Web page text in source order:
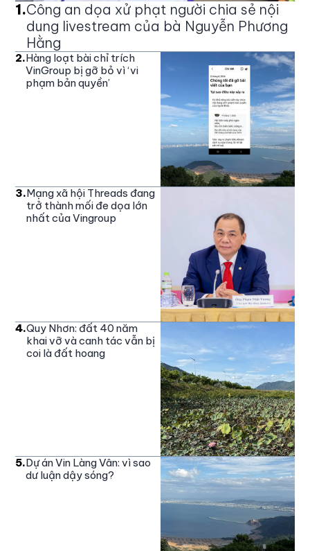
1.Công an dọa xử phạt người chia sẻ nội
dung livestream của bà Nguyễn Phương
Hằng
2.Hàng loạt bài chỉ trích
VinGroup bị gỡ bỏ vì ‘vi
phạm bản quyền’
3.Mạng xã hội Threads đang
trở thành mối đe dọa lớn
nhất của Vingroup
4.Quy Nhơn: đất 40 năm
khai vỡ và canh tác vẫn bị
coi là đất hoang
5.Dự án Vin Làng Vân: vì sao
dư luận dậy sóng?